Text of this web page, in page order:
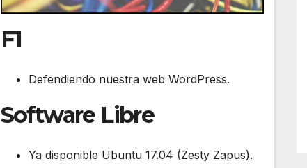
F1
Defendiendo nuestra web WordPress.
Software Libre
Ya disponible Ubuntu 17.04 (Zesty Zapus).